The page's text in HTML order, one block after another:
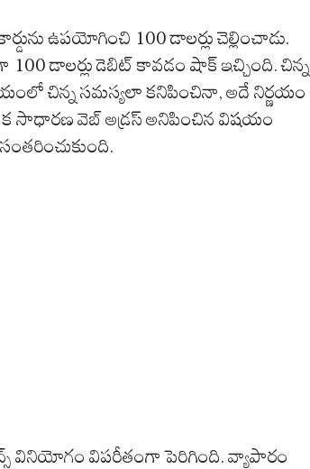
ఉపయోగించి 100 డాలర్లు చెల్లించాడు.
డాలర్లు డెబిట్ కావడం షాక్ ఇచ్చింది. చిన్న
చిన్న సమస్యలా కనిపించినా, అదే నిర్ణయం
సాధారణ వెబ్ అడ్రస్ అనిపించిన విషయం
వినియోగం విపరీతంగా పెరిగింది. వ్యాపారం